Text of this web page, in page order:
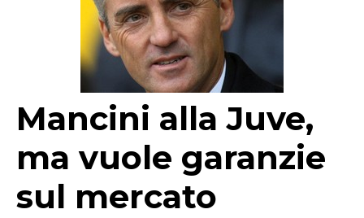
Mancini alla Juve,
ma vuole garanzie
sul mercato